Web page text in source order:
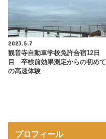
2023.5.7
観音寺自動車学校免許合宿12日
目 卒検前効果測定からの初めて
の高速体験
プロフィール